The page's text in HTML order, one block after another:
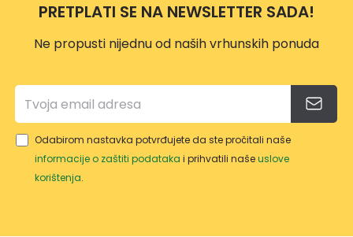
397
PRETPLATI SE NA NEWSLETTER SADA!
Ne propusti nijednu od naših vrhunskih ponuda
Odabirom nastavka potvrđujete da ste pročitali naše
informacije o zaštiti podataka i prihvatili našeuslove
korištenja.